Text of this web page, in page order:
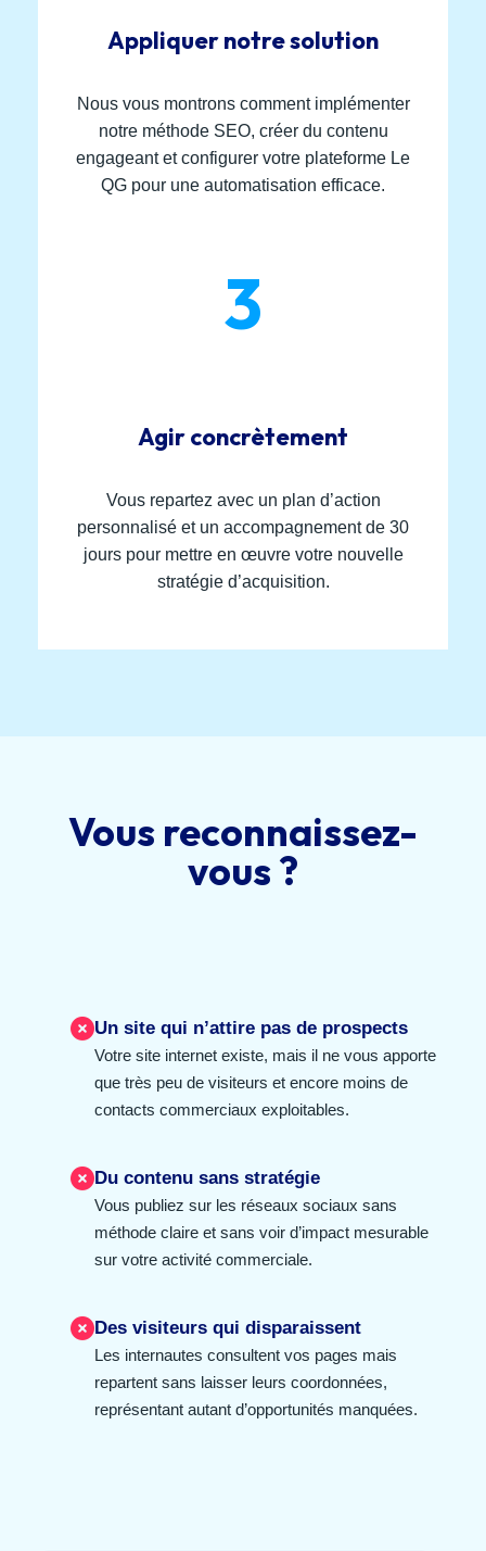
Appliquer notre solution
Nous vous montrons comment implémenter
notre méthode SEO, créer du contenu
engageant et configurer votre plateforme Le
QG pour une automatisation efficace.
3
Agir concrètement
Vous repartez avec un plan d’action
personnalisé et un accompagnement de 30
jours pour mettre en œuvre votre nouvelle
stratégie d’acquisition.
Vous reconnaissez-
vous ?
Un site qui n’attire pas de prospects
Votre site internet existe, mais il ne vous apporte
que très peu de visiteurs et encore moins de
contacts commerciaux exploitables.
Du contenu sans stratégie
Vous publiez sur les réseaux sociaux sans
méthode claire et sans voir d’impact mesurable
sur votre activité commerciale.
Des visiteurs qui disparaissent
Les internautes consultent vos pages mais
repartent sans laisser leurs coordonnées,
représentant autant d’opportunités manquées.